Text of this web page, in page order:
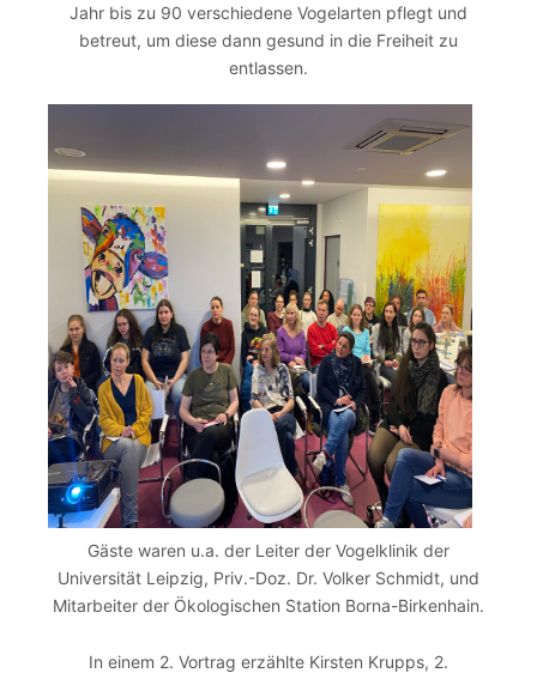
Jahr bis zu 90 verschiedene Vogelarten pflegt und
betreut, um diese dann gesund in die Freiheit zu
entlassen.
Gäste waren u.a. der Leiter der Vogelklinik der
Universität Leipzig, Priv.-Doz. Dr. Volker Schmidt, und
Mitarbeiter der Ökologischen Station Borna-Birkenhain.
In einem 2. Vortrag erzählte Kirsten Krupps, 2.